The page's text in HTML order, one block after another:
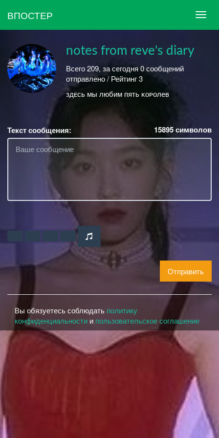
ВПОСТЕР
notes from reve's diary
Всего 209, за сегодня 0 сообщений
отправлено / Рейтинг 3
здᴇᴄь ᴍы любиᴍ пяᴛь ᴋᴏᴘᴏлеʙ
Текст сообщения: 15895символов
Отправить
Вы обязуетесь соблюдать политику
конфиденциальности и пользовательское соглашение